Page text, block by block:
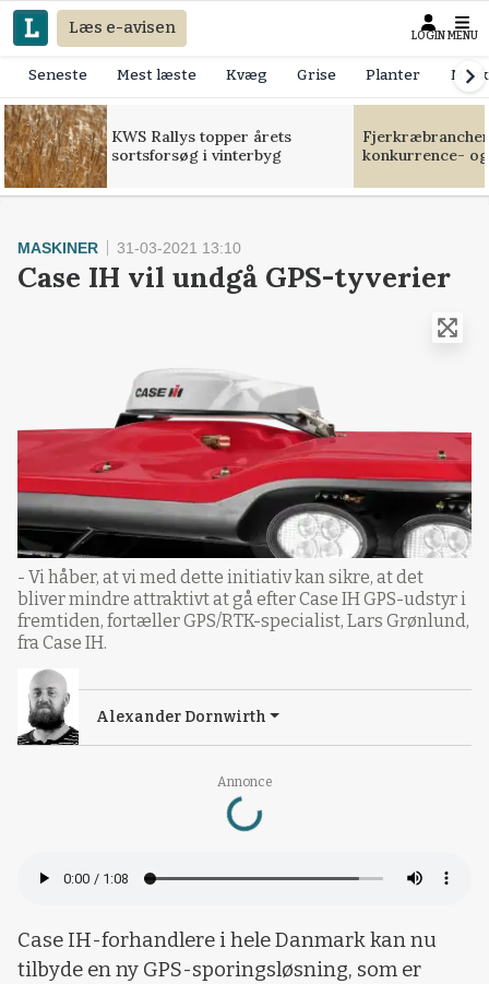
Læs e-avisen LOGIN MENU
Seneste Mest læste Kvæg Grise Planter
KWS Rallys topper årets
sortsforsøg i vinterbyg
konkurrence-
Annonce
Loading...
MASKINER 31-03-2021 13:10
Case IH vil undgå GPS-tyverier
- Vi håber, at vi med dette initiativ kan sikre, at det
bliver mindre attraktivt at gå efter Case IH GPS-udstyr i
fremtiden, fortæller GPS/RTK-specialist, Lars Grønlund,
fra Case IH.
Alexander Dornwirth
Case IH-forhandlere i hele Danmark kan nu
tilbyde en ny GPS-sporingsløsning, som er